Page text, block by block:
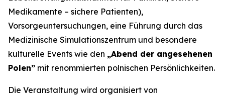
Medikamente – sichere Patienten),
Vorsorgeuntersuchungen, eine Führung durch das
Medizinische Simulationszentrum und besondere
kulturelle Events wie den „Abend der angesehenen
Polen” mit renommierten polnischen Persönlichkeiten.
Die Veranstaltung wird organisiert von